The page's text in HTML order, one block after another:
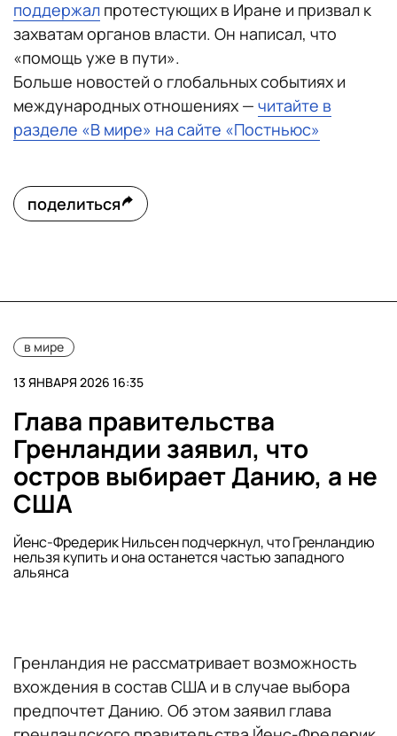
поддержал протестующих в Иране и призвал к
захватам органов власти. Он написал, что
«помощь уже в пути».
Больше новостей о глобальных событиях и
международных отношениях — читайте в
разделе «В мире» на сайте «Постньюс»
поделиться
в мире
13 ЯНВАРЯ 2026 16:35
Глава правительства
Гренландии заявил, что
остров выбирает Данию, а не
США
Йенс-Фредерик Нильсен подчеркнул, что Гренландию
нельзя купить и она останется частью западного
альянса
Гренландия не рассматривает возможность
вхождения в состав США и в случае выбора
предпочтет Данию. Об этом заявил глава